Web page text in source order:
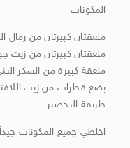
المكونات
ملعقتان كبيرتان من رمال
ملعقتان كبيرتان من زيت
ملعقة كبيرة من السكر
بضع قطرات من زيت
طريقة التحضير
اخلطي جميع المكونات